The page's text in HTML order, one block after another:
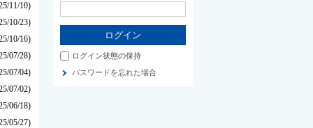
11/10)
10/23)
10/16)
07/28)
07/04)
07/02)
06/18)
05/27)
ログイン状態の保持
パスワードを忘れた場合